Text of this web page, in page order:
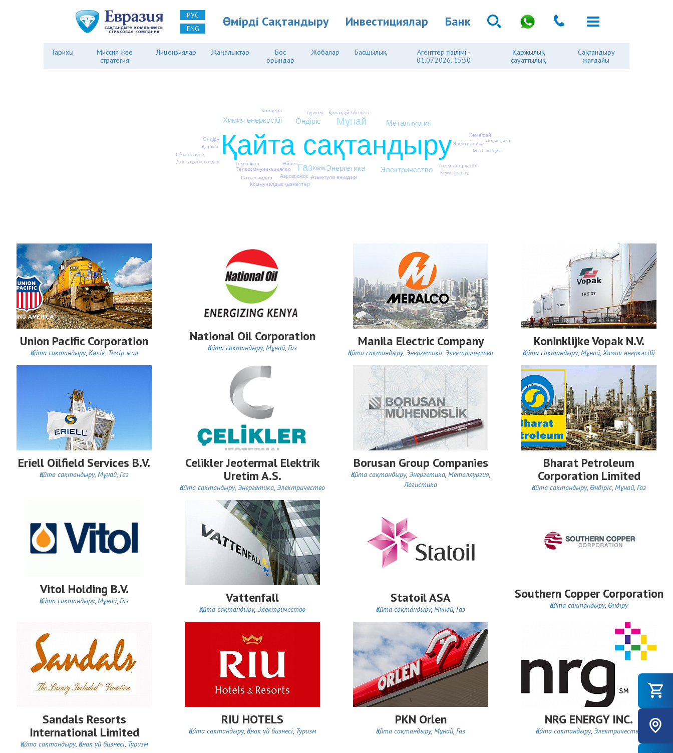
РУС
ENG
Өмірді Cақтандыру Инвестициялар Банк
Тарихы
Миссия және
стратегия
Лицензиялар Жаңалықтар
Бос
орындар
Жобалар Басшылық
Агенттер тізілімі -
01.07.2026, 15:30
Қаржылық
сауаттылық
Сақтандыру
жағдайы
Қайта сақтандыру
Мұнай
Газ
Өндіріс
Энергетика Электричество
Металлургия
Химия өнеркәсібі
Өндіру
Телекоммуникациялар
Темір жол
Қонақ үй бизнесі
Туризм
Азық-түлік өнімдері
Көлік
Ойын сауық
Масс медиа
Кемежай
Электроника
Аэрокосмос
Атом өнеркәсібі
Сатылымдар
Денсаулық сақтау
Логистика
Әйнек
Кеме жасау
Қаржы
Концерн
Коммуналдық қызметтер
Union Pacific Corporation
Қайта сақтандыру, Көлік, Темір жол
National Oil Corporation
Қайта сақтандыру, Мұнай, Газ Manila Electric Company
Қайта сақтандыру, Энергетика, Электричество
Koninklijke Vopak N.V.
Қайта сақтандыру, Мұнай, Химия өнеркәсібі
Eriell Oilfield Services B.V.
Қайта сақтандыру, Мұнай, Газ
Celikler Jeotermal Elektrik
Uretim A.S.
Қайта сақтандыру, Энергетика, Электричество
Borusan Group Companies
Қайта сақтандыру, Энергетика, Металлургия,
Логистика
Bharat Petroleum
Corporation Limited
Қайта сақтандыру, Өндіріс, Мұнай, Газ
Vitol Holding B.V.
Қайта сақтандыру, Мұнай, Газ Vattenfall
Қайта сақтандыру, Электричество
Statoil ASA
Қайта сақтандыру, Мұнай, Газ
Southern Copper Corporation
Қайта сақтандыру, Өндіру
Sandals Resorts
International Limited
Қайта сақтандыру, Қонақ үй бизнесі, Туризм
RIU HOTELS
Қайта сақтандыру, Қонақ үй бизнесі, Туризм
PKN Orlen
Қайта сақтандыру, Мұнай, Газ
NRG ENERGY INC.
Қайта сақтандыру, Электричество